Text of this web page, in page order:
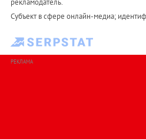
Субъект в сфере онлайн-медиа;
РЕКЛАМА